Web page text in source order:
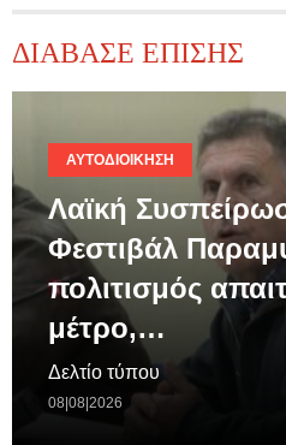
ΔΙΑΒΑΣΕ ΕΠΙΣΗΣ
ΑΥΤΟΔΙΟΊΚΗΣΗ
Λαϊκή
Φεστιβάλ
πολιτισμός
μέτρο,…
Δελτίο τύπου
08|08|2026